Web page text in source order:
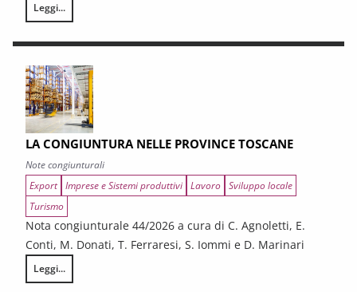
Leggi...
I CONTRATTI PUBBLICI AL TERMINE DEL PNRR – Andamento
LA CONGIUNTURA NELLE PROVINCE TOSCANE
Note congiunturali
Export Imprese e Sistemi produttivi Lavoro Sviluppo locale
Turismo
Nota congiunturale 44/2026 a cura di C. Agnoletti, E.
Conti, M. Donati, T. Ferraresi, S. Iommi e D. Marinari
Leggi...
LA CONGIUNTURA NELLE PROVINCE TOSCANE